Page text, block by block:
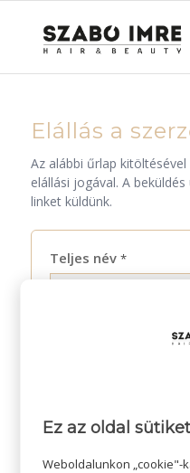
Elállás a
Az alábbi űrlap
elállási jogával. A
linket küldünk.
Teljes név *
Rendelésazonosító
Ez az oldal
Weboldalunkon „cookie"-